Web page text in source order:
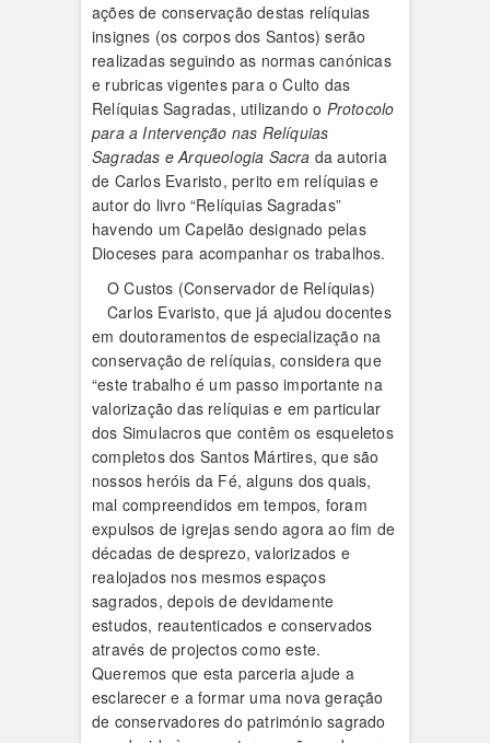
ações de conservação destas relíquias
insignes (os corpos dos Santos) serão
realizadas seguindo as normas canónicas
e rubricas vigentes para o Culto das
Relíquias Sagradas, utilizando o Protocolo
para a Intervenção nas Relíquias
Sagradas e Arqueologia Sacra da autoria
de Carlos Evaristo, perito em relíquias e
autor do livro “Relíquias Sagradas”
havendo um Capelão designado pelas
Dioceses para acompanhar os trabalhos.
O Custos (Conservador de Relíquias)
Carlos Evaristo, que já ajudou docentes
em doutoramentos de especialização na
conservação de relíquias, considera que
“este trabalho é um passo importante na
valorização das relíquias e em particular
dos Simulacros que contêm os esqueletos
completos dos Santos Mártires, que são
nossos heróis da Fé, alguns dos quais,
mal compreendidos em tempos, foram
expulsos de igrejas sendo agora ao fim de
décadas de desprezo, valorizados e
realojados nos mesmos espaços
sagrados, depois de devidamente
estudos, reautenticados e conservados
através de projectos como este.
Queremos que esta parceria ajude a
esclarecer e a formar uma nova geração
de conservadores do património sagrado